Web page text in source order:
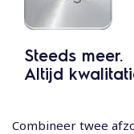
Steeds meer.
Altijd
Combineer twee